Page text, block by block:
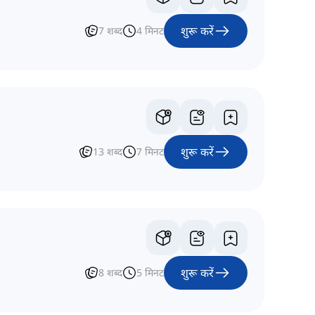
7 शब्द 4 मिनट शुरू करें
13 शब्द 7 मिनट शुरू करें
8 शब्द 5 मिनट शुरू करें